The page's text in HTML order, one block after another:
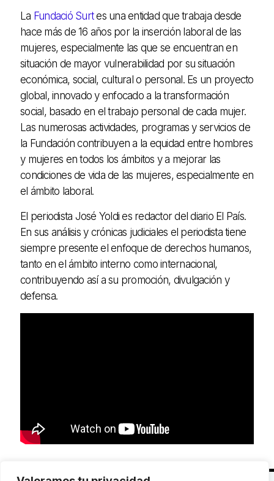
La Fundació Surtes una entidad que trabaja desde
hace más de 16 años por la inserción laboral de las
mujeres, especialmente las que se encuentran en
situación de mayor vulnerabilidad por su situación
económica, social, cultural o personal. Es un proyecto
global, innovado y enfocado a la transformación
social, basado en el trabajo personal de cada mujer.
Las numerosas actividades, programas y servicios de
la Fundación contribuyen a la equidad entre hombres
y mujeres en todos los ámbitos y a mejorar las
condiciones de vida de las mujeres, especialmente en
el ámbito laboral.
El periodista José Yoldi es redactor del diario El País.
En sus análisis y crónicas judiciales el periodista tiene
siempre presente el enfoque de derechos humanos,
tanto en el ámbito interno como internacional,
contribuyendo así a su promoción, divulgación y
defensa.